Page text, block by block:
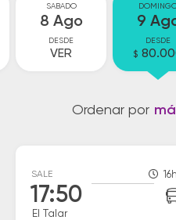
SABADO
8 Ago
DESDE
VER
9
DESDE
$
Ordenar por
SALE
17:50
El Talar